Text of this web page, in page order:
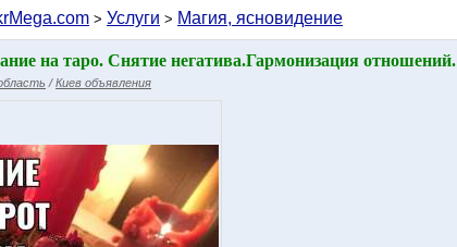
> Услуги > Магия, ясновидение
на таро. Снятие негатива.Гармонизация отношений.
/Киев объявления